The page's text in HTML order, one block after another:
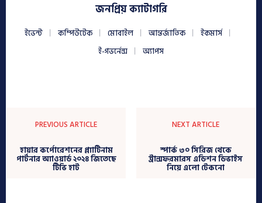
জনপ্রিয় ক্যাটাগরি
ইভেন্ট কম্পিউটেক মোবাইল আন্তর্জাতিক
ইকমার্স
ই-গভর্নেন্স
অ্যাপস
PREVIOUS ARTICLE
হায়ার কর্পোরেশনের প্ল্যাটিনাম
পার্টনার অ্যাওয়ার্ড ২০২৪ জিতেছে
টিভি হাট
NEXT ARTICLE
স্পার্ক ৩০ সিরিজ থেকে
ট্রান্সফরমারস এডিশন ডিভাইস
নিয়ে এলো টেকনো